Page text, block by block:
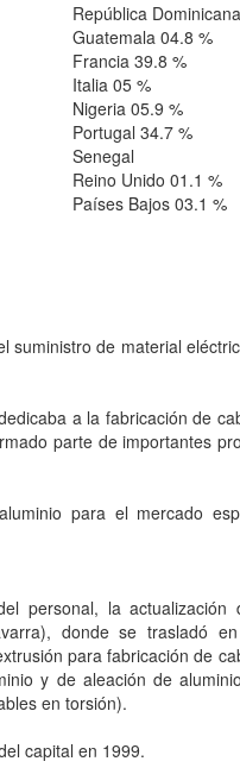
República
Guatemala 04.8 %
Francia 39.8 %
Italia 05 %
Nigeria 05.9 %
Portugal 34.7 %
Senegal
Reino Unido 01.1 %
Países Bajos 03.1 %
suministro de material
a la fabricación de
parte de importantes
para el mercado
personal, la actualización
donde se trasladó
para fabricación de
y de aleación de
en torsión).
capital en 1999.